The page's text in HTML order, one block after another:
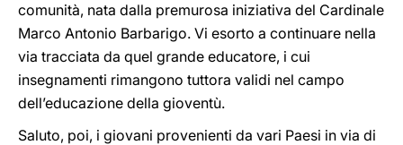
comunità, nata dalla premurosa iniziativa del Cardinale
Marco Antonio Barbarigo. Vi esorto a continuare nella
via tracciata da quel grande educatore, i cui
insegnamenti rimangono tuttora validi nel campo
dell’educazione della gioventù.
Saluto, poi, i giovani provenienti da vari Paesi in via di